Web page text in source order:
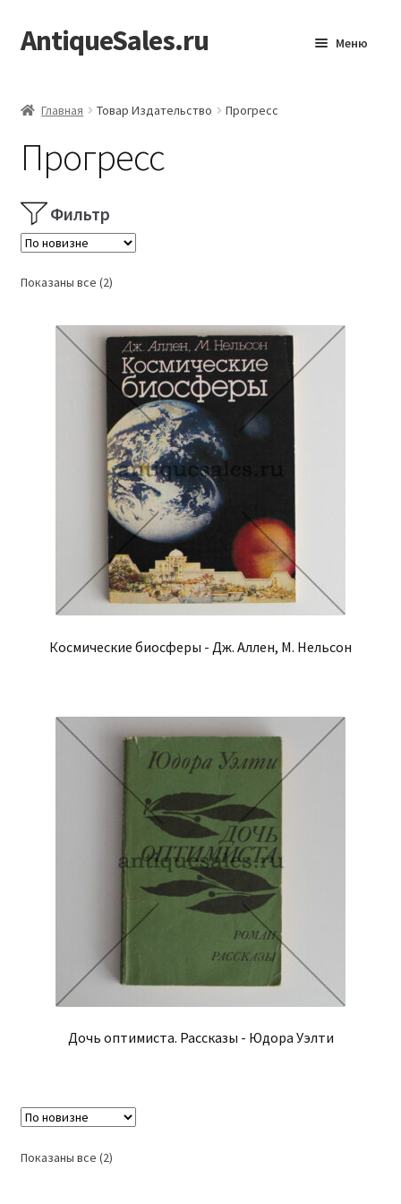
Перейти
к
Перейти
к
AntiqueSales.ru Меню
Главная Товар Издательство Прогресс
Прогресс
Фильтр
Показаны все (2)Сортировка:
Космические биосферы - Дж. Аллен, М. Нельсон
Дочь оптимиста. Рассказы - Юдора Уэлти
Показаны все (2)Сортировка: